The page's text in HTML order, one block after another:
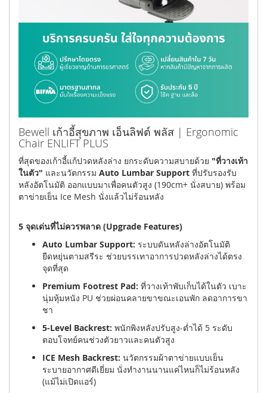
Bewell เก้าอี้สุขภาพ เอ็นลิฟต์ พลัส | Ergonomic
Chair ENLIFT PLUS
ที่สุดของเก้าอี้แก้ปวดหลังล่าง ยกระดับความสบายด้วย "ที่วางเท้า
ในตัว" และนวัตกรรม Auto Lumbar Support ที่ปรับรองรับ
หลังอัตโนมัติ ออกแบบมาเพื่อคนตัวสูง (190cm+ นั่งสบาย) พร้อม
ตาข่ายเย็น Ice Mesh นั่งแล้วไม่ร้อนหลัง
5 จุดเด่นที่ไม่ควรพลาด (Upgrade Features)
Auto Lumbar Support: ระบบดันหลังล่างอัตโนมัติ
ยืดหยุ่นตามสรีระ ช่วยบรรเทาอาการปวดหลังล่างได้ตรง
จุดที่สุด
Premium Footrest Pad: ที่วางเท้าพับเก็บได้ในตัว เบาะ
นุ่มหุ้มหนัง PU ช่วยผ่อนคลายขาขณะเอนพัก ลดอาการขา
ชา
5-Level Backrest: พนักพิงหลังปรับสูง-ต่ำได้ 5 ระดับ
ตอบโจทย์คนช่วงตัวยาวและคนตัวสูง
ICE Mesh Backrest: นวัตกรรมผ้าตาข่ายแบบเย็น
ระบายอากาศดีเยี่ยม นั่งทำงานนานแค่ไหนก็ไม่ร้อนหลัง
(แม้ไม่เปิดแอร์)